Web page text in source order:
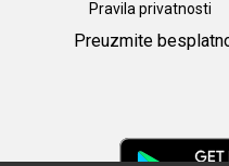
Pravila privatnosti
Preuzmite